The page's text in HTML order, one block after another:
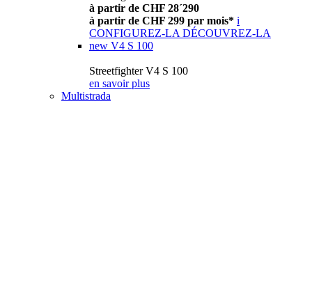
à partir de CHF 28´290
à partir de CHF 299 par mois* i
CONFIGUREZ-LA DÉCOUVREZ-LA
new V4 S 100
Streetfighter V4 S 100
en savoir plus
Multistrada